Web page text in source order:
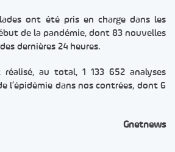
ont été pris en charge dans les
de la pandémie, dont 83 nouvelles
dernières 24 heures.
au total, 1 133 652 analyses
l’épidémie dans nos contrées, dont 6
Gnetnews